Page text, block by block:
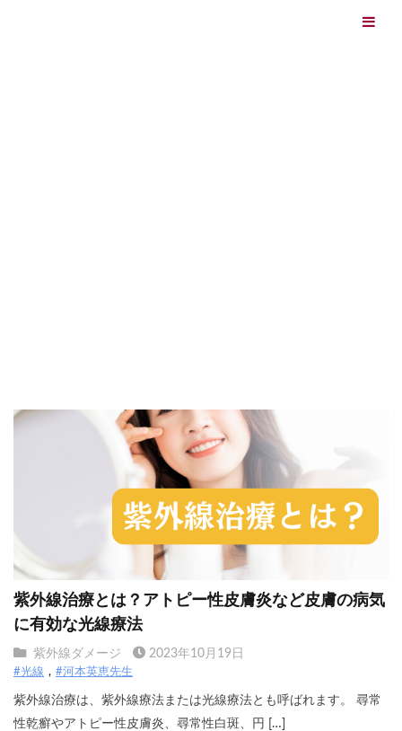
紫外線治療とは？アトピー性皮膚炎など皮膚の病気
に有効な光線療法
紫外線ダメージ 2023年10月19日
#光線 #河本英恵先生
紫外線治療は、紫外線療法または光線療法とも呼ばれます。 尋常
性乾癬やアトピー性皮膚炎、尋常性白斑、円 […]